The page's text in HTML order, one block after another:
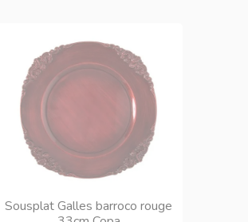
Sousplat Galles barroco rouge